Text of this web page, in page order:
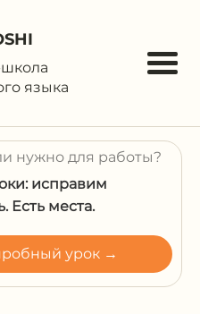
языка
нужно для работы?
исправим
Есть места.
урок →